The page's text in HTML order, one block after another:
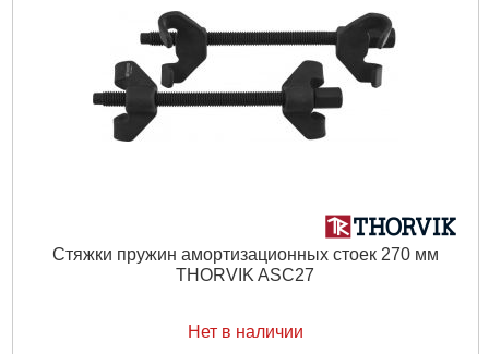
Стяжки пружин амортизационных стоек 270 мм
THORVIK ASC27
Нет в наличии